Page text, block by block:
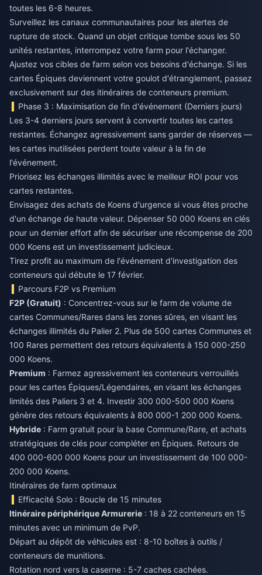
toutes les 6-8 heures.
Surveillez les canaux communautaires pour les alertes de
rupture de stock. Quand un objet critique tombe sous les 50
unités restantes, interrompez votre farm pour l'échanger.
Ajustez vos cibles de farm selon vos besoins d'échange. Si les
cartes Épiques deviennent votre goulot d'étranglement, passez
exclusivement sur des itinéraires de conteneurs premium.
Phase 3 : Maximisation de fin d'événement (Derniers jours)
Les 3-4 derniers jours servent à convertir toutes les cartes
restantes. Échangez agressivement sans garder de réserves —
les cartes inutilisées perdent toute valeur à la fin de
l'événement.
Priorisez les échanges illimités avec le meilleur ROI pour vos
cartes restantes.
Envisagez des achats de Koens d'urgence si vous êtes proche
d'un échange de haute valeur. Dépenser 50 000 Koens en clés
pour un dernier effort afin de sécuriser une récompense de 200
000 Koens est un investissement judicieux.
Tirez profit au maximum de l'événement d'investigation des
conteneurs qui débute le 17 février.
Parcours F2P vs Premium
F2P (Gratuit) : Concentrez-vous sur le farm de volume de
cartes Communes/Rares dans les zones sûres, en visant les
échanges illimités du Palier 2. Plus de 500 cartes Communes et
100 Rares permettent des retours équivalents à 150 000-250
000 Koens.
Premium : Farmez agressivement les conteneurs verrouillés
pour les cartes Épiques/Légendaires, en visant les échanges
limités des Paliers 3 et 4. Investir 300 000-500 000 Koens
génère des retours équivalents à 800 000-1 200 000 Koens.
Hybride : Farm gratuit pour la base Commune/Rare, et achats
stratégiques de clés pour compléter en Épiques. Retours de
400 000-600 000 Koens pour un investissement de 100 000-
200 000 Koens.
Itinéraires de farm optimaux
Efficacité Solo : Boucle de 15 minutes
Itinéraire périphérique Armurerie : 18 à 22 conteneurs en 15
minutes avec un minimum de PvP.
Départ au dépôt de véhicules est : 8-10 boîtes à outils /
conteneurs de munitions.
Rotation nord vers la caserne : 5-7 caches cachées.